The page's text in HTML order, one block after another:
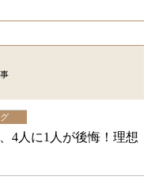
4人に1人が後悔！理想